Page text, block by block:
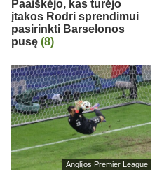
Paaiškėjo, kas turėjo
įtakos Rodri sprendimui
pasirinkti Barselonos
pusę (8)
Anglijos Premier League